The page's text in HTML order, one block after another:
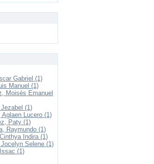
Gabriel (1)
Manuel (1)
Moisés Emanuel
(1)
Aglaen Lucero (1)
Paty (1)
Raymundo (1)
Indira (1)
Selene (1)
(1)